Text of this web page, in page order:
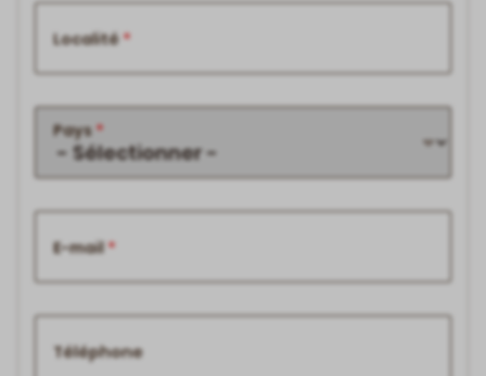
Localité
Pays
E-mail
Téléphone